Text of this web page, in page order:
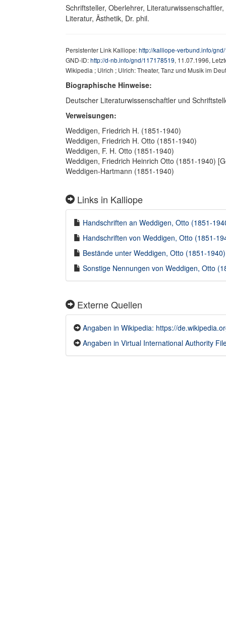
Schriftsteller, Oberlehrer,
Literatur, Ästhetik, Dr. phil.
Persistenter Link Kalliope:http://kalliope-verbund.info/
GND-ID:http://d-nb.info/gnd/117178519, 11.07.1996,
Wikipedia ; Ulrich ; Ulrich: Theater, Tanz und Musik im
Biographische Hinweise:
Deutscher Literaturwissenschaftler und
Verweisungen:
Weddigen, Friedrich H. (1851-1940)
Weddigen, Friedrich H. Otto (1851-1940)
Weddigen, F. H. Otto (1851-1940)
Weddigen, Friedrich Heinrich Otto (1851-1940)
Weddigen-Hartmann (1851-1940)
Links in Kalliope
Handschriften an Weddigen, Otto (1851-
Handschriften von Weddigen, Otto (1851-
Bestände unter Weddigen, Otto (1851-
Sonstige Nennungen von Weddigen, Otto
Externe Quellen
Angaben in Wikipedia: https://
Angaben in Virtual International Authority